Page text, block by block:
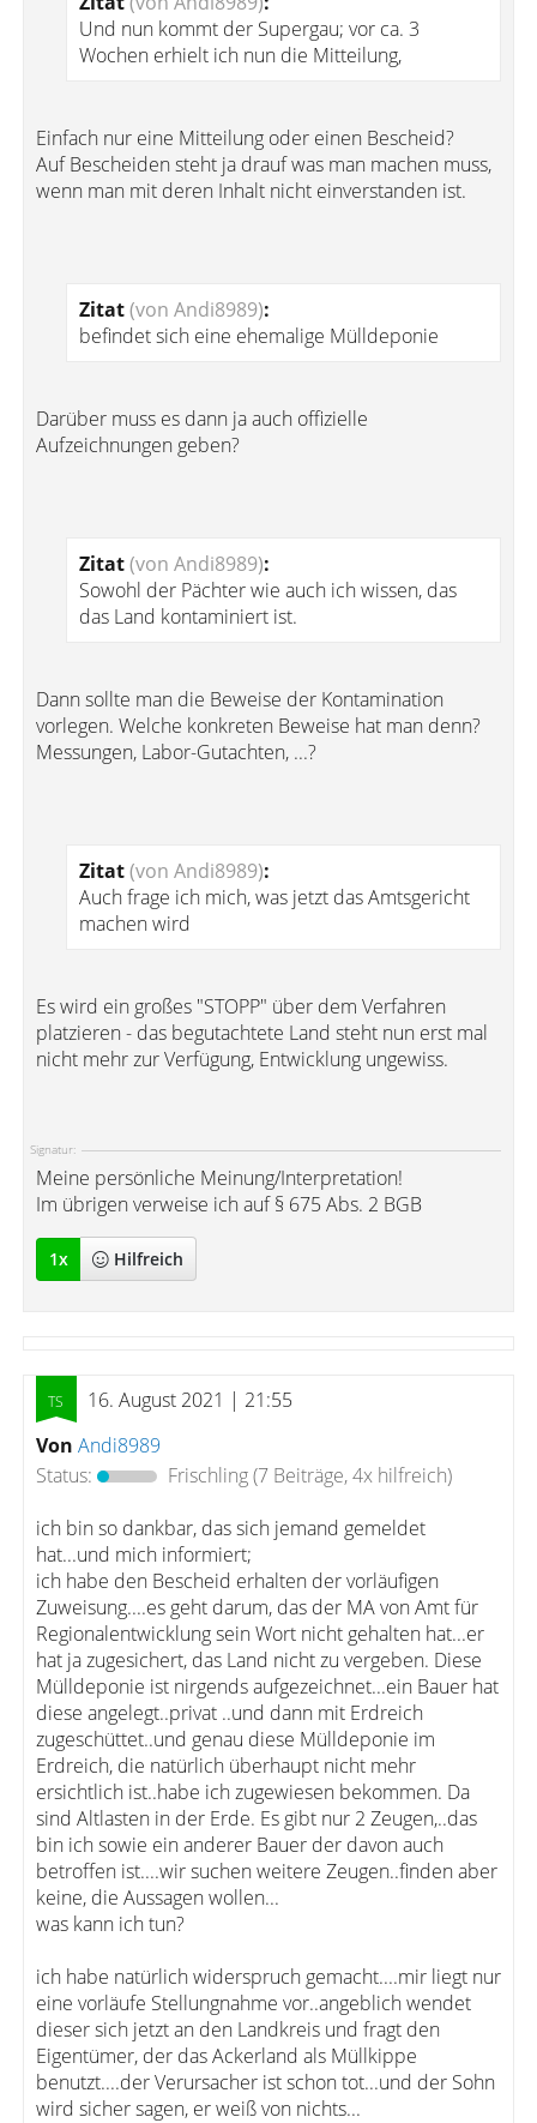
Und nun kommt der Supergau; vor ca. 3
Wochen erhielt ich nun die Mitteilung,
Einfach nur eine Mitteilung oder einen Bescheid?
Auf Bescheiden steht ja drauf was man machen muss,
wenn man mit deren Inhalt nicht einverstanden ist.
Zitat(von Andi8989):
befindet sich eine ehemalige Mülldeponie
Darüber muss es dann ja auch offizielle
Aufzeichnungen geben?
Zitat(von Andi8989):
Sowohl der Pächter wie auch ich wissen, das
das Land kontaminiert ist.
Dann sollte man die Beweise der Kontamination
vorlegen. Welche konkreten Beweise hat man denn?
Messungen, Labor-Gutachten, ...?
Zitat(von Andi8989):
Auch frage ich mich, was jetzt das Amtsgericht
machen wird
Es wird ein großes "STOPP" über dem Verfahren
platzieren - das begutachtete Land steht nun erst mal
nicht mehr zur Verfügung, Entwicklung ungewiss.
Signatur:
Meine persönliche Meinung/Interpretation!
Im übrigen verweise ich auf § 675 Abs. 2 BGB
1x Hilfreich
16. August 2021 | 21:55
Von Andi8989
Status:
Frischling(7 Beiträge, 4x hilfreich)
ich bin so dankbar, das sich jemand gemeldet
hat...und mich informiert;
ich habe den Bescheid erhalten der vorläufigen
Zuweisung....es geht darum, das der MA von Amt für
Regionalentwicklung sein Wort nicht gehalten hat...er
hat ja zugesichert, das Land nicht zu vergeben. Diese
Mülldeponie ist nirgends aufgezeichnet...ein Bauer hat
diese angelegt..privat ..und dann mit Erdreich
zugeschüttet..und genau diese Mülldeponie im
Erdreich, die natürlich überhaupt nicht mehr
ersichtlich ist..habe ich zugewiesen bekommen. Da
sind Altlasten in der Erde. Es gibt nur 2 Zeugen,..das
bin ich sowie ein anderer Bauer der davon auch
betroffen ist....wir suchen weitere Zeugen..finden aber
keine, die Aussagen wollen...
was kann ich tun?
ich habe natürlich widerspruch gemacht....mir liegt nur
eine vorläufe Stellungnahme vor..angeblich wendet
dieser sich jetzt an den Landkreis und fragt den
Eigentümer, der das Ackerland als Müllkippe
benutzt....der Verursacher ist schon tot...und der Sohn
wird sicher sagen, er weiß von nichts...